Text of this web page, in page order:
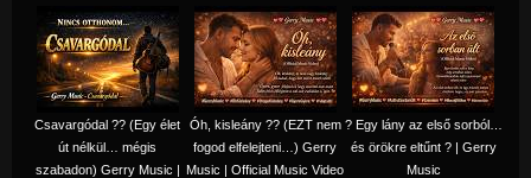
Csavargódal ?? (Egy élet
út nélkül… mégis
szabadon) Gerry Music |
Óh, kisleány ?? (EZT nem
fogod elfelejteni…) Gerry
Music | Official Music Video
? Egy lány az első sorból…
és örökre eltűnt ? | Gerry
Music